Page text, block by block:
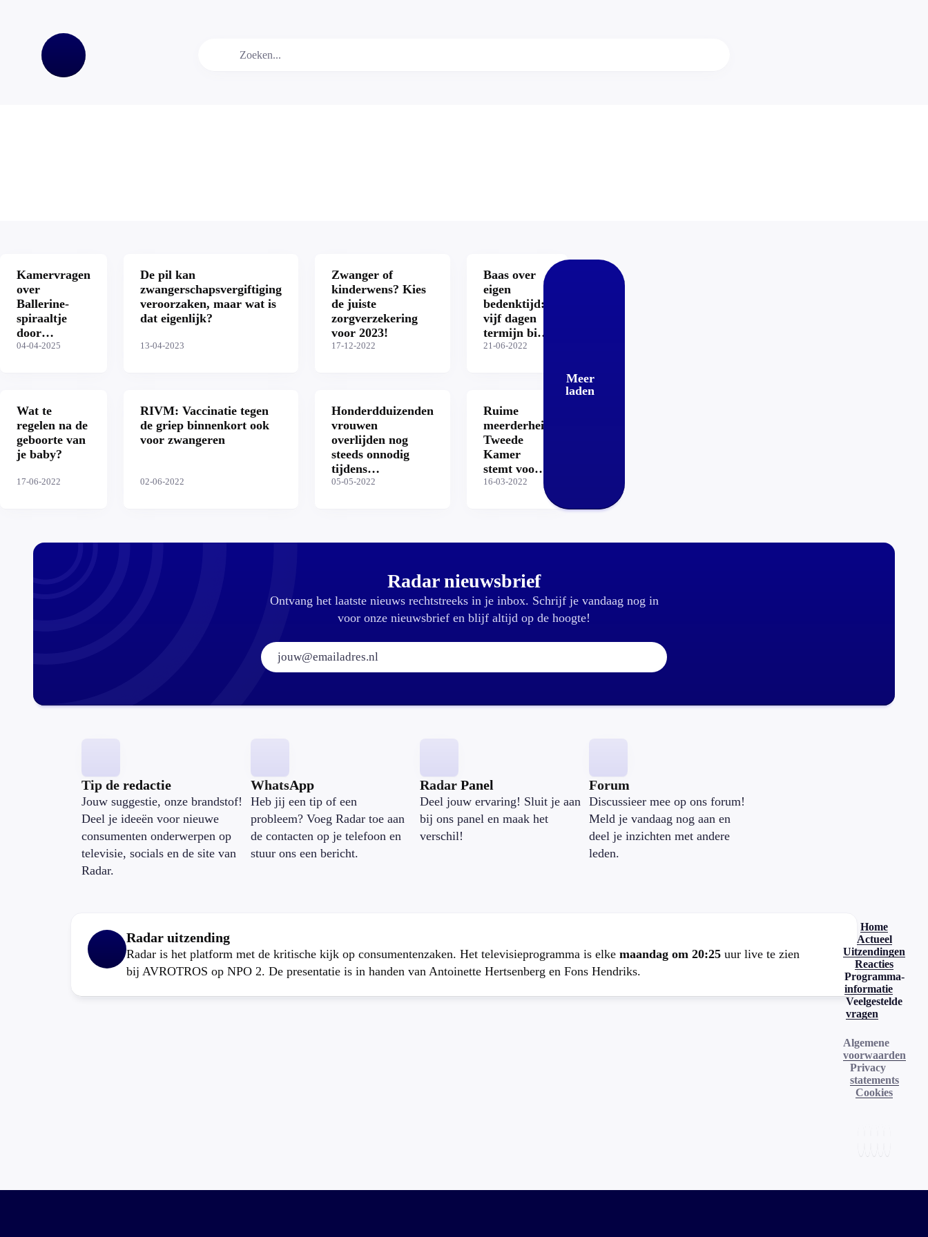
Kamervragen
over
Ballerine-
spiraaltje
door
GroenLinks-
04-04-2025
De pil kan
zwangerschapsvergiftiging
veroorzaken, maar wat is
dat eigenlijk?
13-04-2023
Zwanger of
kinderwens? Kies
de juiste
zorgverzekering
voor 2023!
17-12-2022
Baas over
eigen
bedenktijd:
vijf dagen
termijn bij
abortus
21-06-2022
Wat te
regelen na de
geboorte van
je baby?
17-06-2022
RIVM: Vaccinatie tegen
de griep binnenkort ook
voor zwangeren
02-06-2022
Honderdduizenden
vrouwen
overlijden nog
steeds onnodig
tijdens
zwangerschap of
05-05-2022
Ruime
meerderheid
Tweede
Kamer
stemt voor
abortuspil
via huisarts:
stap
16-03-2022
Meer
laden
Radar nieuwsbrief
Ontvang het laatste nieuws rechtstreeks in je inbox. Schrijf je vandaag nog in
voor onze nieuwsbrief en blijf altijd op de hoogte!
E-mailadres:
Tip de redactie
Jouw suggestie, onze brandstof!
Deel je ideeën voor nieuwe
consumenten onderwerpen op
televisie, socials en de site van
Radar.
WhatsApp
Heb jij een tip of een
probleem? Voeg Radar toe aan
de contacten op je telefoon en
stuur ons een bericht.
Radar Panel
Deel jouw ervaring! Sluit je aan
bij ons panel en maak het
verschil!
Forum
Discussieer mee op ons forum!
Meld je vandaag nog aan en
deel je inzichten met andere
leden.
Radar uitzending
Radar is het platform met de kritische kijk op consumentenzaken. Het televisieprogramma is elke maandag om 20:25 uur live te zien
bij AVROTROS op NPO 2. De presentatie is in handen van Antoinette Hertsenberg en Fons Hendriks.
Home
Actueel
Uitzendingen
Reacties
Programma-
informatie
Veelgestelde
vragen
Algemene
voorwaarden
Privacy
statements
Cookies